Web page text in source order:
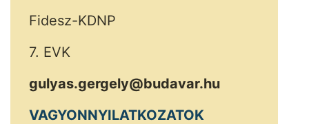
Fidesz-KDNP
7. EVK
gulyas.gergely@budavar.hu
VAGYONNYILATKOZATOK